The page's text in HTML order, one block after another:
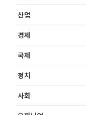
산업
경제
국제
정치
사회